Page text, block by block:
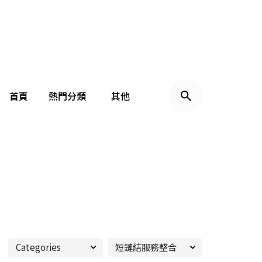
首頁 熱門分類 其他